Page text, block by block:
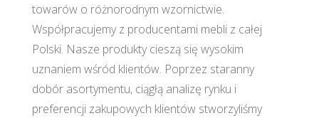
towarów o różnorodnym wzornictwie.
Współpracujemy z producentami mebli z całej
Polski. Nasze produkty cieszą się wysokim
uznaniem wśród klientów. Poprzez staranny
dobór asortymentu, ciągłą analizę rynku i
preferencji zakupowych klientów stworzyliśmy